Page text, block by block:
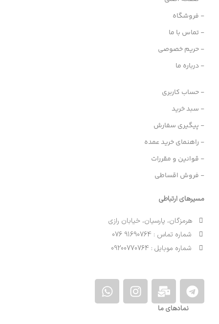
- فروشگاه
- تماس با ما
- حریم خصوصی
- درباره ما
- حساب کاربری
- سبد خرید
- پیگیری سفارش
- راهنمای خرید عمده
- قوانین و مقررات
- فروش اقساطی
مسیرهای ارتباطی
هرمزگان، پارسیان، خیابان رازی
شماره تماس : 91690764 076
شماره موبایل : 09200770764
نمادهای ما